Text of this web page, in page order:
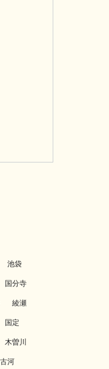
池袋
国分寺
綾瀬
国定
木曽川
河